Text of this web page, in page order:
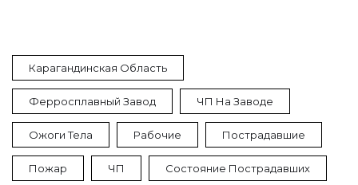
Карагандинская Область
Ферросплавный Завод ЧП На Заводе
Ожоги Тела Рабочие Пострадавшие
Пожар ЧП Состояние Пострадавших